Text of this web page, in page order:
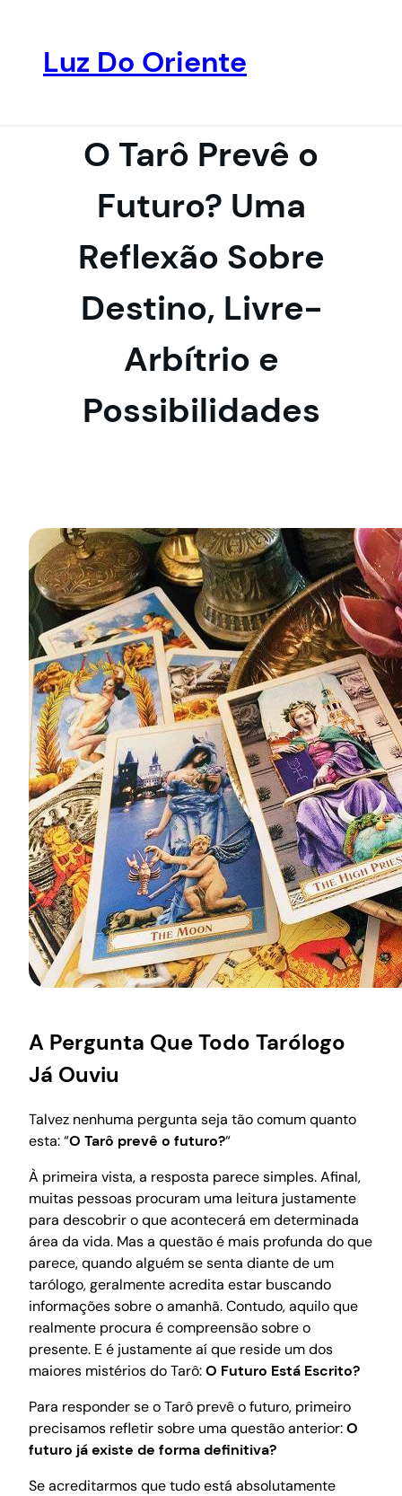
Luz Do Oriente
O Tarô Prevê o
Futuro? Uma
Reflexão Sobre
Destino, Livre-
Arbítrio e
Possibilidades
A Pergunta Que Todo Tarólogo
Já Ouviu
Talvez nenhuma pergunta seja tão comum quanto
esta: “O Tarô prevê o futuro?“
À primeira vista, a resposta parece simples. Afinal,
muitas pessoas procuram uma leitura justamente
para descobrir o que acontecerá em determinada
área da vida. Mas a questão é mais profunda do que
parece, quando alguém se senta diante de um
tarólogo, geralmente acredita estar buscando
informações sobre o amanhã. Contudo, aquilo que
realmente procura é compreensão sobre o
presente. E é justamente aí que reside um dos
maiores mistérios do Tarô:O Futuro Está Escrito?
Para responder se o Tarô prevê o futuro, primeiro
precisamos refletir sobre uma questão anterior:O
futuro já existe de forma definitiva?
Se acreditarmos que tudo está absolutamente